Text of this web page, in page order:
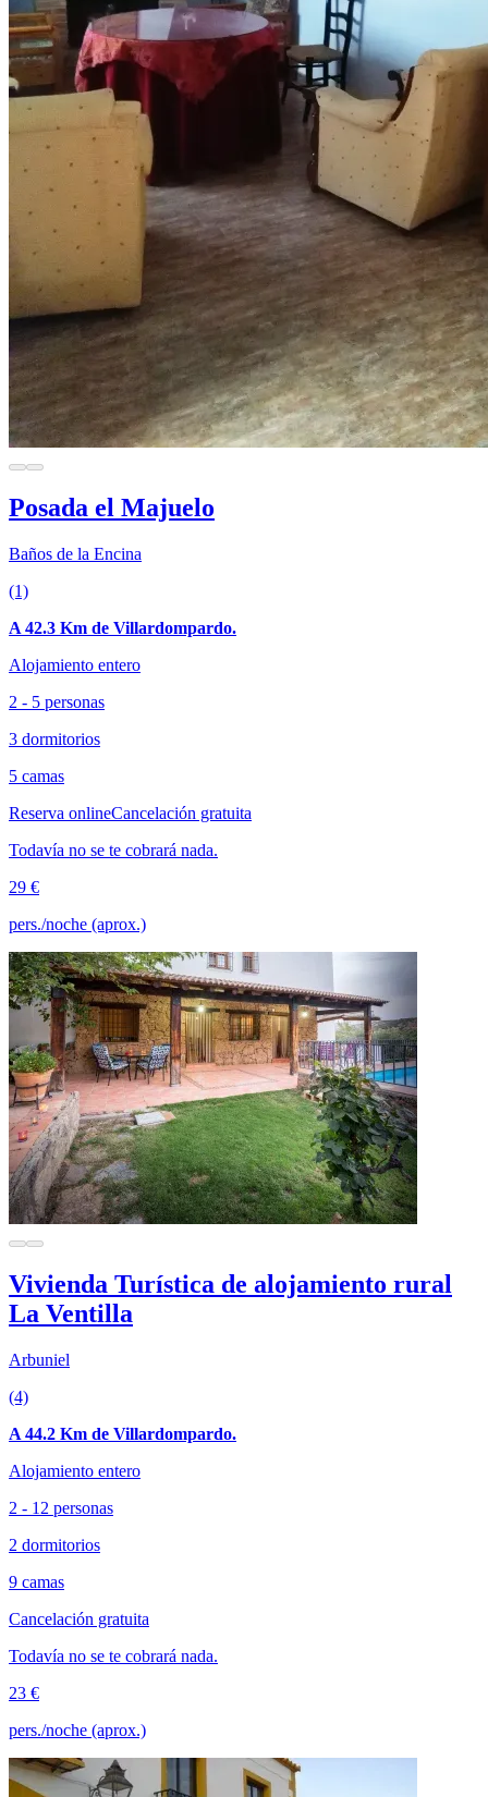
Posada el Majuelo
Baños de la Encina
(1)
A 42.3 Km de Villardompardo.
Alojamiento entero
2 - 5 personas
3 dormitorios
5 camas
Reserva onlineCancelación gratuita
Todavía no se te cobrará nada.
29 €
pers./noche (aprox.)
Vivienda Turística de alojamiento rural
La Ventilla
Arbuniel
(4)
A 44.2 Km de Villardompardo.
Alojamiento entero
2 - 12 personas
2 dormitorios
9 camas
Cancelación gratuita
Todavía no se te cobrará nada.
23 €
pers./noche (aprox.)